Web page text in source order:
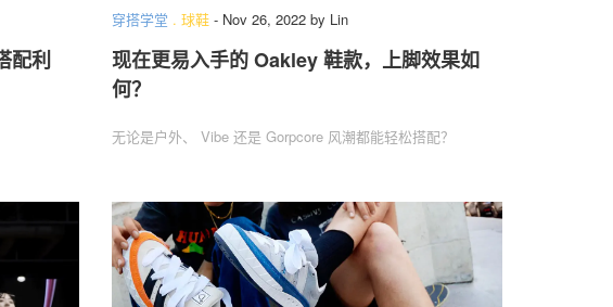
配利
穿搭学堂 . 球鞋 - Nov 26, 2022 by Lin
现在更易入手的 Oakley 鞋款，上脚效果如
何？
无论是户外、 Vibe 还是 Gorpcore 风潮都能轻松搭配？